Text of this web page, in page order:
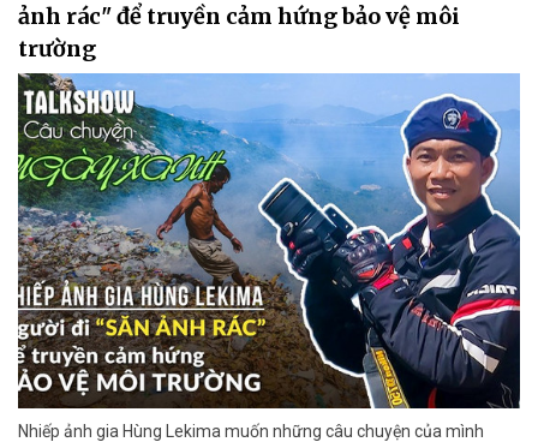
ảnh rác" để truyền cảm hứng bảo vệ môi
trường
Nhiếp ảnh gia Hùng Lekima muốn những câu chuyện của mình